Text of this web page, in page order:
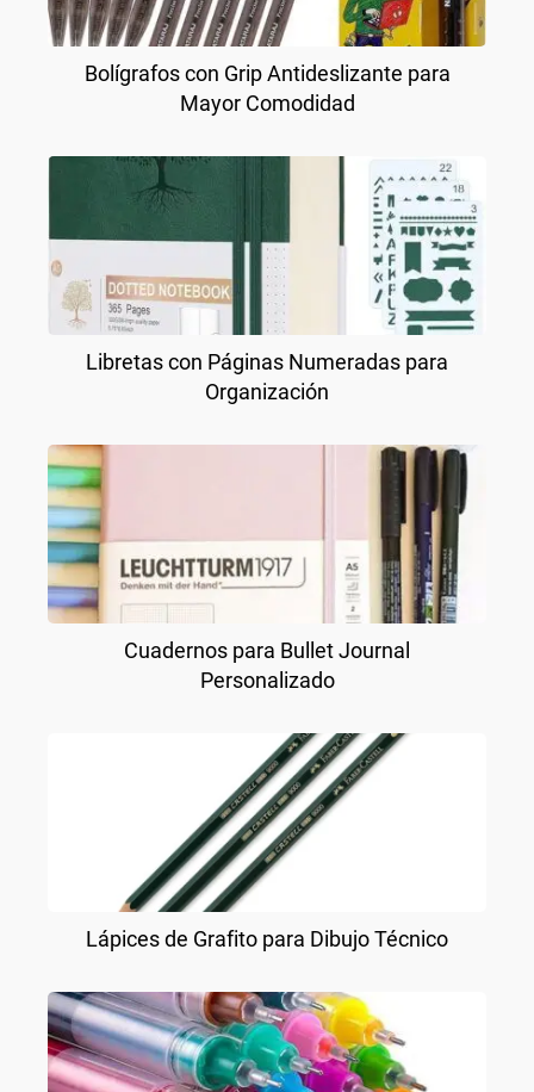
Bolígrafos con Grip Antideslizante para
Mayor Comodidad
Libretas con Páginas Numeradas para
Organización
Cuadernos para Bullet Journal
Personalizado
Lápices de Grafito para Dibujo Técnico